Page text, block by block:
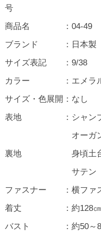
号
商品名 ：04-49
ブランド ：日本製
サイズ表記 ：9/38
カラー ：エメラル
サイズ・色展開：なし
表地 ：シャンブ
オーガンジ―
裏地 身頃土台
サテン ポリエ
ファスナー ：横ファ
着丈 ：約128
バスト ：約50～